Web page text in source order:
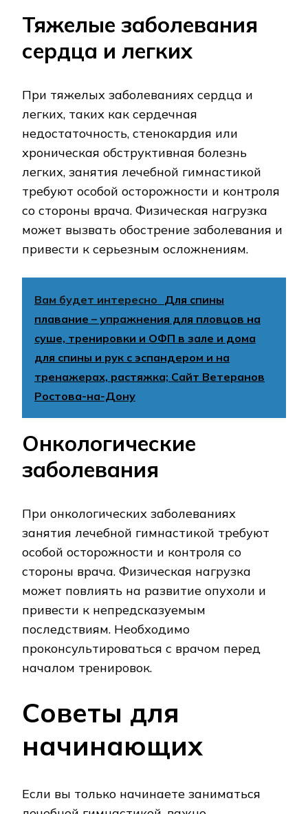
Тяжелые заболевания
сердца и легких
При тяжелых заболеваниях сердца и
легких, таких как сердечная
недостаточность, стенокардия или
хроническая обструктивная болезнь
легких, занятия лечебной гимнастикой
требуют особой осторожности и контроля
со стороны врача. Физическая нагрузка
может вызвать обострение заболевания и
привести к серьезным осложнениям.
Вам будет интересно Для спины
плавание – упражнения для пловцов на
суше, тренировки и ОФП в зале и дома
для спины и рук с эспандером и на
тренажерах, растяжка; Сайт Ветеранов
Ростова-на-Дону
Онкологические
заболевания
При онкологических заболеваниях
занятия лечебной гимнастикой требуют
особой осторожности и контроля со
стороны врача. Физическая нагрузка
может повлиять на развитие опухоли и
привести к непредсказуемым
последствиям. Необходимо
проконсультироваться с врачом перед
началом тренировок.
Советы для
начинающих
Если вы только начинаете заниматься